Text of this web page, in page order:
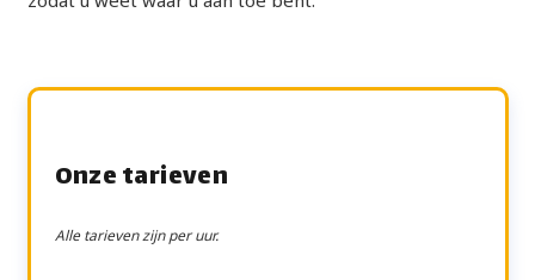
Onze tarieven
Alle tarieven zijn per uur.